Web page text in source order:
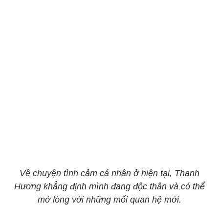
Về chuyện tình cảm cá nhân ở hiện tại, Thanh
Hương khẳng định mình đang độc thân và có thể
mở lòng với những mối quan hệ mới.